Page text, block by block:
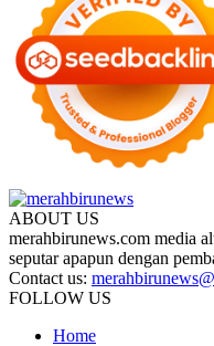
ABOUT US
merahbirunews.com media
seputar apapun dengan
Contact us:
FOLLOW US
Home